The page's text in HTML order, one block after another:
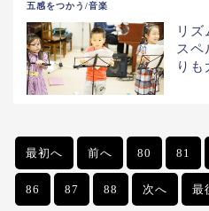
五感をつかう/音楽
リ
スペ
りも
最初へ 前へ 80 81
86 87 88 次へ 最